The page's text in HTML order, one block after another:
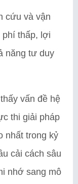
cứu và vận
phí thấp, lợi
năng tư duy
vấn đề hệ
thi giải pháp
nhất trong kỷ
cải cách sâu
nhớ sang mô